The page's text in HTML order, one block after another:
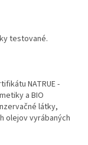
testované.
NATRUE -
a BIO
látky,
olejov vyrábaných